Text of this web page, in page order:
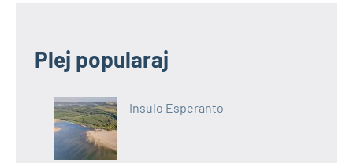
Plej popularaj
Insulo Esperanto